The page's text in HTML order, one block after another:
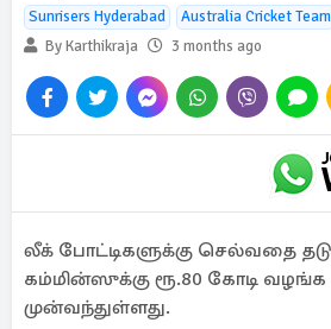
Sunrisers Hyderabad Australia Cricket Team
By Karthikraja
3 months ago
லீக் போட்டிகளுக்கு செல்வதை
கம்மின்ஸுக்கு ரூ.80 கோடி
முன்வந்துள்ளது.